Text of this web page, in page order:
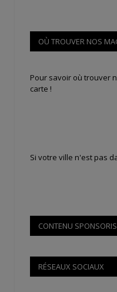
OÙ TROUVER NOS
Pour savoir où trouver
carte !
Si votre ville n'est pas
CONTENU
RÉSEAUX SOCIAUX